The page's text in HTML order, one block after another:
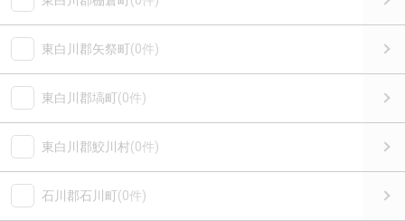
東白川郡矢祭町(0件)
東白川郡塙町(0件)
東白川郡鮫川村(0件)
石川郡石川町(0件)